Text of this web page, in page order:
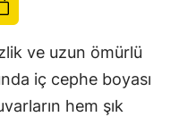
ve uzun ömürlü
iç cephe boyası
hem şık